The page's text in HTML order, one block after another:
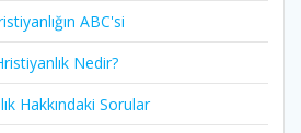
ABC'si
Nedir?
Hakkındaki Sorular